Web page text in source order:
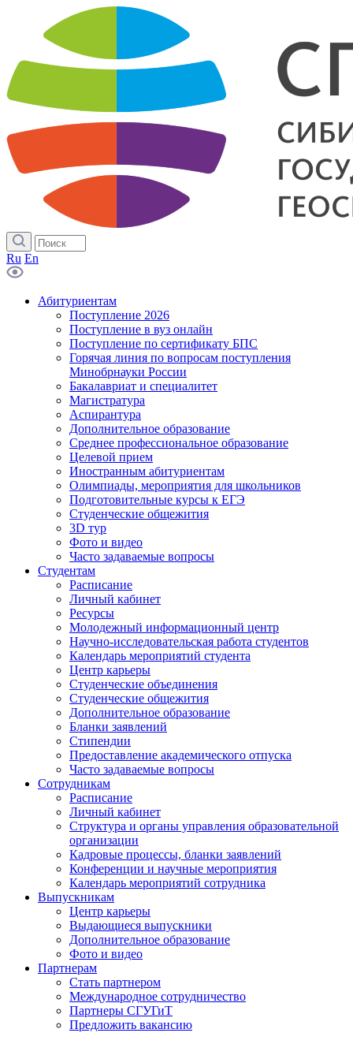
Ru En
Абитуриентам
Поступление 2026
Поступление в вуз онлайн
Поступление по сертификату БПС
Горячая линия по вопросам поступления
Минобрнауки России
Бакалавриат и специалитет
Магистратура
Аспирантура
Дополнительное образование
Среднее профессиональное образование
Целевой прием
Иностранным абитуриентам
Олимпиады, мероприятия для школьников
Подготовительные курсы к ЕГЭ
Студенческие общежития
3D тур
Фото и видео
Часто задаваемые вопросы
Студентам
Расписание
Личный кабинет
Ресурсы
Молодежный информационный центр
Научно-исследовательская работа студентов
Календарь мероприятий студента
Центр карьеры
Студенческие объединения
Студенческие общежития
Дополнительное образование
Бланки заявлений
Стипендии
Предоставление академического отпуска
Часто задаваемые вопросы
Сотрудникам
Расписание
Личный кабинет
Структура и органы управления образовательной
организации
Кадровые процессы, бланки заявлений
Конференции и научные мероприятия
Календарь мероприятий сотрудника
Выпускникам
Центр карьеры
Выдающиеся выпускники
Дополнительное образование
Фото и видео
Партнерам
Стать партнером
Международное сотрудничество
Партнеры СГУГиТ
Предложить вакансию